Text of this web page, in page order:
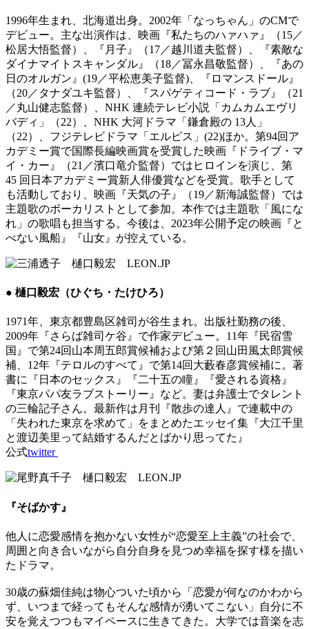
1996年⽣まれ、北海道出⾝。2002年「なっちゃん」のCMで
デビュー。主な出演作は、映画『私たちのハァハァ』（15／
松居⼤悟監督）、『⽉⼦』（17／越川道夫監督）、『素敵な
ダイナマイトスキャンダル』（18／冨永昌敬監督）、『あの
⽇のオルガン』(19／平松恵美⼦監督)、『ロマンスドール』
（20／タナダユキ監督）、『スパゲティコード・ラブ』（21
／丸⼭健志監督）、NHK 連続テレビ⼩説「カムカムエヴリ
バディ」（22）、NHK ⼤河ドラマ「鎌倉殿の 13⼈」
（22）、フジテレビドラマ「エルピス」(22)ほか。第94回ア
カデミー賞で国際⻑編映画賞を受賞した映画『ドライブ・マ
イ・カー』（21／濱⼝⻯介監督）ではヒロインを演じ、第
45 回⽇本アカデミー賞新⼈俳優賞などを受賞。歌⼿として
も活動しており、映画『天気の⼦』（19／新海誠監督）では
主題歌のボーカリストとして参加。本作では主題歌「⾵にな
れ」の歌唱も担当する。今後は、2023年公開予定の映画『と
べない風船』『山女』が控えている。
● 樋口毅宏（ひぐち・たけひろ）
1971年、東京都豊島区雑司が谷生まれ。出版社勤務の後、
2009年『さらば雑司ケ谷』で作家デビュー。11年『民宿雪
国』で第24回山本周五郎賞候補および第２回山田風太郎賞候
補、12年『テロルのすべて』で第14回大藪春彦賞候補に。著
書に『日本のセックス』『二十五の瞳』『愛される資格』
『東京パパ友ラブストーリー』など。妻は弁護士でタレント
の三輪記子さん。最新作は月刊『散歩の達人』で連載中の
「失われた東京を求めて」をまとめたエッセイ集『大江千里
と渡辺美里って結婚するんだとばかり思ってた』
公式twitter
『そばかす』
他人に恋愛感情を抱かない女性が“恋愛至上主義”の社会で、
周囲と向き合いながら自分自身を見つめ幸福を探す様を描い
たドラマ。
30歳の蘇畑佳純は物心ついた頃から「恋愛が何なのかわから
ず、いつまで経ってもそんな感情が湧いてこない」自分に不
安を覚えつつもマイペースに生きてきた。大学では音楽を志